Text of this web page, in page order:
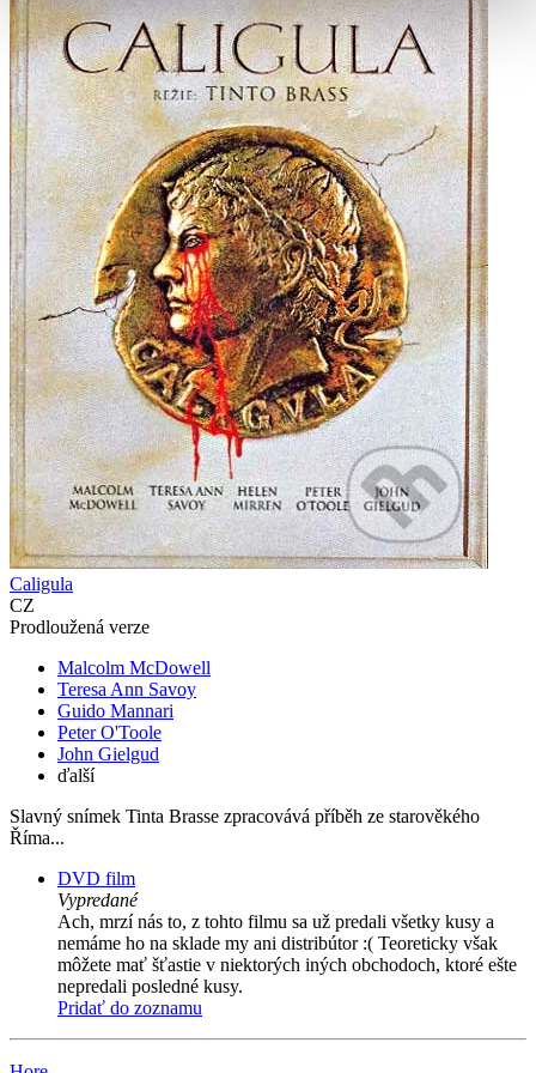
Caligula
CZ
Prodloužená verze
Malcolm McDowell
Teresa Ann Savoy
Guido Mannari
Peter O'Toole
John Gielgud
ďalší
Slavný snímek Tinta Brasse zpracovává příběh ze starověkého
Říma...
DVD film
Vypredané
Ach, mrzí nás to, z tohto filmu sa už predali všetky kusy a
nemáme ho na sklade my ani distribútor :( Teoreticky však
môžete mať šťastie v niektorých iných obchodoch, ktoré ešte
nepredali posledné kusy.
Pridať do zoznamu